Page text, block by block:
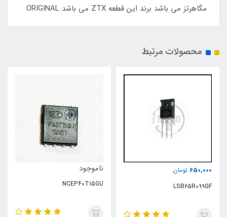
مگاهرتز می باشد برند این قطعه ZTX می باشد ORIGINAL
محصولات مرتبط
650,000 تومان
LSB65R099GF
ناموجود
NCEP40T15GU